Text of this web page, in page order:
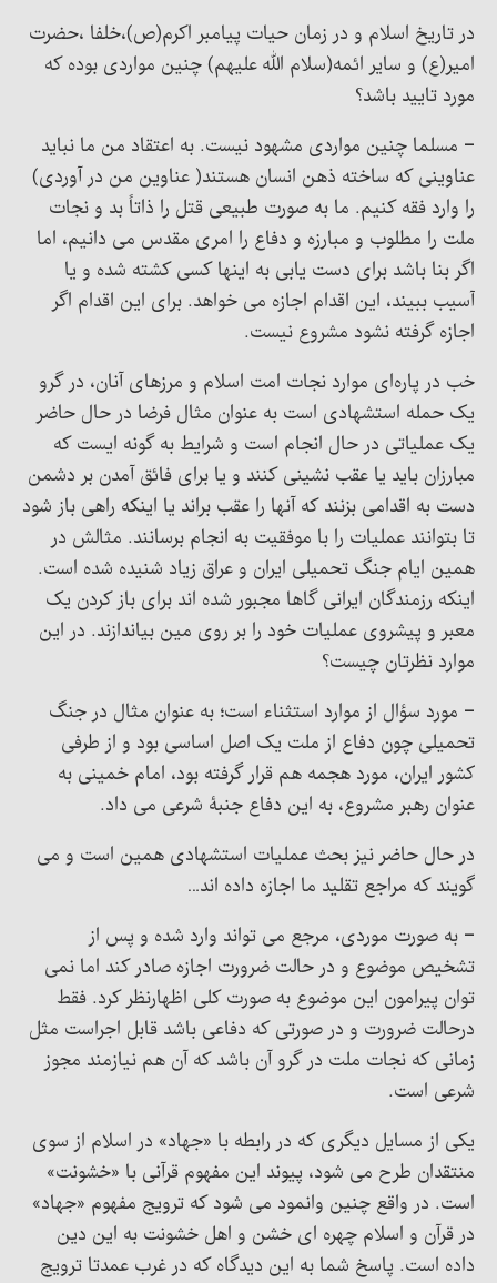
در تاریخ اسلام و در زمان حیات پیامبر اکرم(ص)،خلفا ،حضرت
امیر(ع) و سایر ائمه(سلام الله علیهم) چنین مواردی بوده که
مورد تایید باشد؟
– مسلما چنین مواردی مشهود نیست. به اعتقاد من ما نباید
عناوینی که ساخته ذهن انسان هستند( عناوین من در آوردی)
را وارد فقه کنیم. ما به صورت طبیعی قتل را ذاتاً بد و نجات
ملت را مطلوب و مبارزه و دفاع را امری مقدس می دانیم، اما
اگر بنا باشد برای دست یابی به اینها کسی کشته شده و یا
آسیب ببیند، این اقدام اجازه می خواهد. برای این اقدام اگر
اجازه گرفته نشود مشروع نیست.
خب در پاره‌ای موارد نجات امت اسلام و مرزهای آنان، در گرو
یک حمله استشهادی است به عنوان مثال فرضا در حال حاضر
یک عملیاتی در حال انجام است و شرایط به گونه ایست که
مبارزان باید یا عقب نشینی کنند و یا برای فائق آمدن بر دشمن
دست به اقدامی بزنند که آنها را عقب براند یا اینکه راهی باز شود
تا بتوانند عملیات را با موفقیت به انجام برسانند. مثالش در
همین ایام جنگ تحمیلی ایران و عراق زیاد شنیده شده است.
اینکه رزمندگان ایرانی گاها مجبور شده اند برای باز کردن یک
معبر و پیشروی عملیات خود را بر روی مین بیاندازند. در این
موارد نظرتان چیست؟
– مورد سؤال از موارد استثناء است؛ به عنوان مثال در جنگ
تحمیلی چون دفاع از ملت یک اصل اساسی بود و از طرفی
کشور ایران، مورد هجمه هم قرار گرفته بود، امام خمینی به
عنوان رهبر مشروع، به این دفاع جنبۀ شرعی می داد.
در حال حاضر نیز بحث عملیات استشهادی همین است و می
گویند که مراجع تقلید ما اجازه داده اند…
– به صورت موردی، مرجع می تواند وارد شده و پس از
تشخیص موضوع و در حالت ضرورت اجازه صادر کند اما نمی
توان پیرامون این موضوع به صورت کلی اظهارنظر کرد. فقط
درحالت ضرورت و در صورتی که دفاعی باشد قابل اجراست مثل
زمانی که نجات ملت در گرو آن باشد که آن هم نیازمند مجوز
شرعی است.
یکی از مسایل دیگری که در رابطه با «جهاد» در اسلام از سوی
منتقدان طرح می شود، پیوند این مفهوم قرآنی با «خشونت»
است. در واقع چنین وانمود می شود که ترویج مفهوم «جهاد»
در قرآن و اسلام چهره ای خشن و اهل خشونت به این دین
داده است. پاسخ شما به این دیدگاه که در غرب عمدتا ترویج